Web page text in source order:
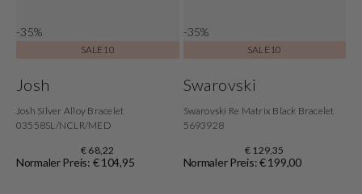
-35%
SALE10
Josh
Josh Silver Alloy Bracelet
03558SL/NCLR/MED
€ 68,22
Normaler Preis: € 104,95
-35%
SALE10
Swarovski
Swarovski Re Matrix Black Bracelet
5693928
€ 129,35
Normaler Preis: € 199,00